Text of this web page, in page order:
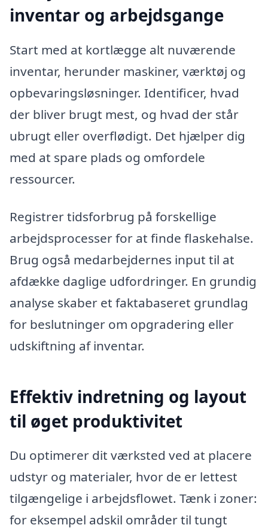
inventar og arbejdsgange
Start med at kortlægge alt nuværende
inventar, herunder maskiner, værktøj og
opbevaringsløsninger. Identificer, hvad
der bliver brugt mest, og hvad der står
ubrugt eller overflødigt. Det hjælper dig
med at spare plads og omfordele
ressourcer.
Registrer tidsforbrug på forskellige
arbejdsprocesser for at finde flaskehalse.
Brug også medarbejdernes input til at
afdække daglige udfordringer. En grundig
analyse skaber et faktabaseret grundlag
for beslutninger om opgradering eller
udskiftning af inventar.
Effektiv indretning og layout
til øget produktivitet
Du optimerer dit værksted ved at placere
udstyr og materialer, hvor de er lettest
tilgængelige i arbejdsflowet. Tænk i zoner:
for eksempel adskil områder til tungt